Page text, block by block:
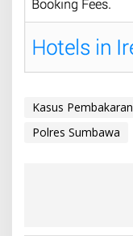
Kasus Pembakaran
Polres Sumbawa